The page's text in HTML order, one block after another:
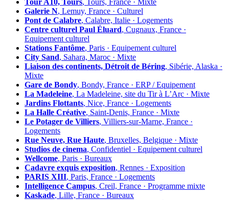
Galerie N, Lemuy, France · Culturel
Pont de Calabre, Calabre, Italie · Logements
Centre culturel Paul Éluard, Cugnaux, France ·
Equipement culturel
Stations Fantôme, Paris · Equipement culturel
City Sand, Sahara, Maroc · Mixte
Liaison des continents, Détroit de Béring, Sibérie, Alaska ·
Mixte
Gare de Bondy, Bondy, France · ERP / Equipement
La Madeleine, La Madeleine, site du Tir à L’Arc · Mixte
Jardins Flottants, Nice, France · Logements
La Halle Créative, Saint-Denis, France · Mixte
Le Potager de Villiers, Villiers-sur-Marne, France ·
Logements
Rue Neuve, Rue Haute, Bruxelles, Belgique · Mixte
Studios de cinema, Confidentiel · Equipement culturel
Wellcome, Paris · Bureaux
Cadavre exquis exposition, Rennes · Exposition
PARIS XIII, Paris, France · Logements
Intelligence Campus, Creil, France · Programme mixte
Kaskade, Lille, France · Bureaux